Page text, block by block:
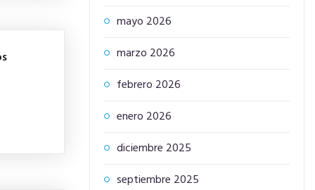
mayo 2026
marzo 2026
febrero 2026
enero 2026
diciembre 2025
septiembre 2025